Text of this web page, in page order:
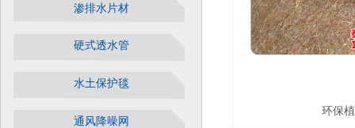
环保
渗排水片材
硬式透水管
水土保护毯
通风降噪网